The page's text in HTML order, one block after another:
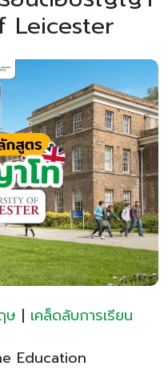
Leicester
ษ | เคล็ดลับการเรียน
Education